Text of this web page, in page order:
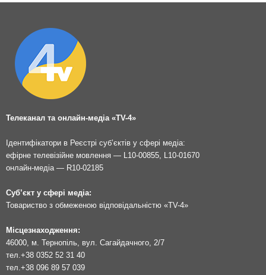
Телеканал та онлайн-медіа «TV-4»
Ідентифікатори в Реєстрі суб’єктів у сфері медіа:
ефірне телевізійне мовлення — L10-00855, L10-01670
онлайн-медіа — R10-02185
Суб’єкт у сфері медіа:
Товариство з обмеженою відповідальністю «TV-4»
Місцезнаходження:
46000, м. Тернопіль, вул. Сагайдачного, 2/7
тел.+38 0352 52 31 40
тел.+38 096 89 57 039